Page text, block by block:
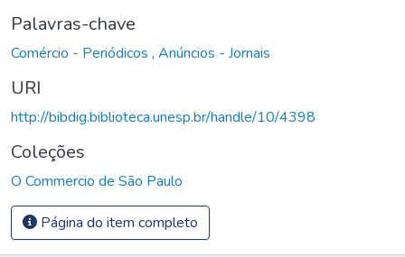
Palavras-chave
Comércio - Periódicos , Anúncios - Jornais
URI
http://bibdig.biblioteca.unesp.br/handle/10/4398
Coleções
O Commercio de São Paulo
Página do item completo